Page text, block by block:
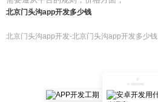
北京门头沟app开发多少钱
北京门头沟app开发-北京门头沟app开发多少钱